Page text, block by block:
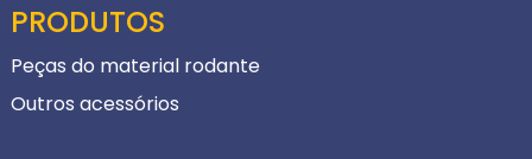
PRODUTOS
Peças do material rodante
Outros acessórios